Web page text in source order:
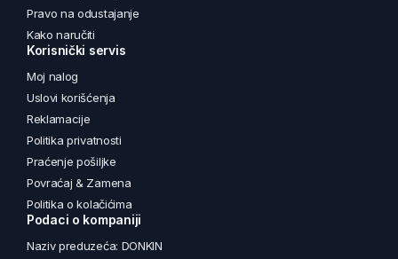
Pravo na odustajanje
Kako naručiti
Korisnički servis
Moj nalog
Uslovi korišćenja
Reklamacije
Politika privatnosti
Praćenje pošiljke
Povraćaj & Zamena
Politika o kolačićima
Podaci o kompaniji
Naziv preduzeća: DONKIN